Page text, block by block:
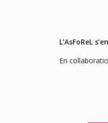
L’AsFoReL
En